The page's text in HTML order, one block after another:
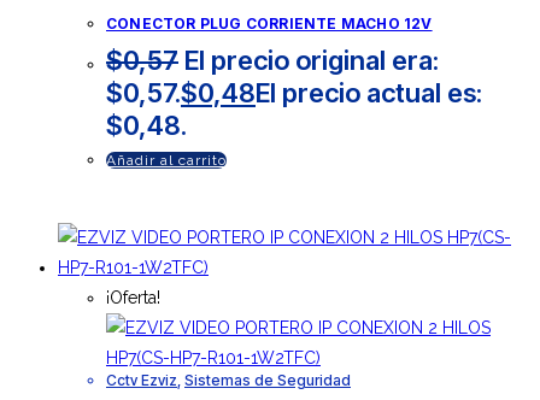
CONECTOR PLUG CORRIENTE MACHO 12V
$0,57 El precio original era:
$0,57.$0,48El precio actual es:
$0,48.
Añadir al carrito
¡Oferta!
Cctv Ezviz Sistemas de Seguridad